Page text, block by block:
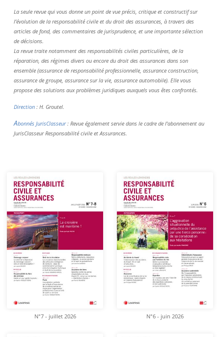
La seule revue qui vous donne un point de vue précis, critique et constructif sur
l’évolution de la responsabilité civile et du droit des assurances, à travers des
articles de fond, des commentaires de jurisprudence, et une importante sélection
de décisions.
La revue traite notamment des responsabilités civiles particulières, de la
réparation, des régimes divers ou encore du droit des assurances dans son
ensemble (assurance de responsabilité professionnelle, assurance construction,
assurance de groupe, assurance sur la vie, assurance automobile). Elle vous
propose des solutions aux problèmes juridiques auxquels vous êtes confrontés.
Direction : H. Groutel.
Abonnés JurisClasseur: Revue également servie dans le cadre de l’abonnement au
JurisClasseur Responsabilité civile et Assurances.
N°7 - juillet 2026 N°6 - juin 2026